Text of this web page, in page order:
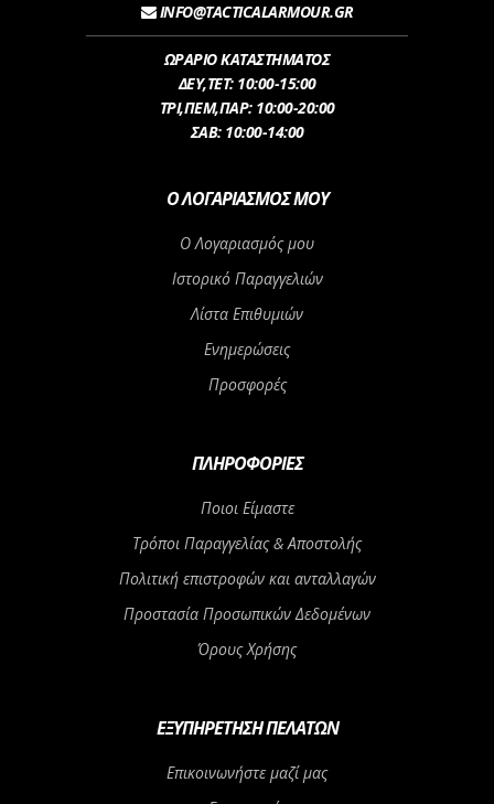
INFO@TACTICALARMOUR.GR
ΩΡΑΡΙΟ ΚΑΤΑΣΤΗΜΑΤΟΣ
ΔEY,ΤET: 10:00-15:00
ΤΡI,ΠΕM,ΠΑΡ: 10:00-20:00
ΣΑΒ: 10:00-14:00
Ο ΛΟΓΑΡΙΑΣΜΌΣ ΜΟΥ
Ο Λογαριασμός μου
Ιστορικό Παραγγελιών
Λίστα Επιθυμιών
Ενημερώσεις
Προσφορές
ΠΛΗΡΟΦΟΡΊΕΣ
Ποιοι Είμαστε
Τρόποι Παραγγελίας & Αποστολής
Πολιτική επιστροφών και ανταλλαγών
Προστασία Προσωπικών Δεδομένων
Όρους Χρήσης
ΕΞΥΠΗΡΈΤΗΣΗ ΠΕΛΑΤΏΝ
Επικοινωνήστε μαζί μας